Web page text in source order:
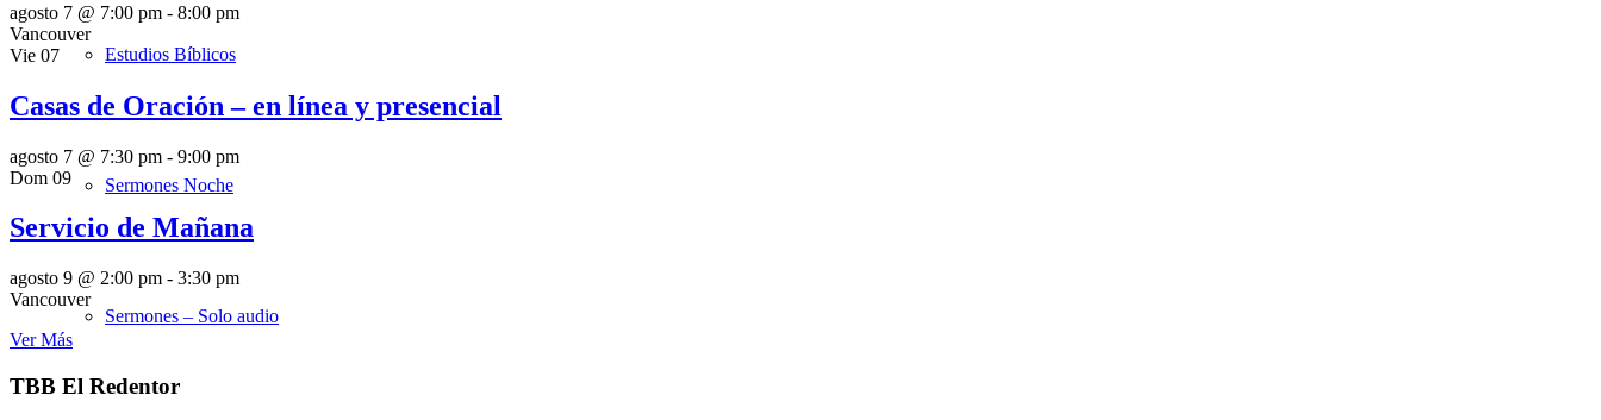
Estudios Bíblicos
Sermones Noche
Sermones – Solo audio
agosto 7 @ 7:00 pm - 8:00 pm
Vancouver
Vie 07
Casas de Oración – en línea y presencial
agosto 7 @ 7:30 pm - 9:00 pm
Dom 09
Servicio de Mañana
agosto 9 @ 2:00 pm - 3:30 pm
Vancouver
Ver Más
TBB El Redentor